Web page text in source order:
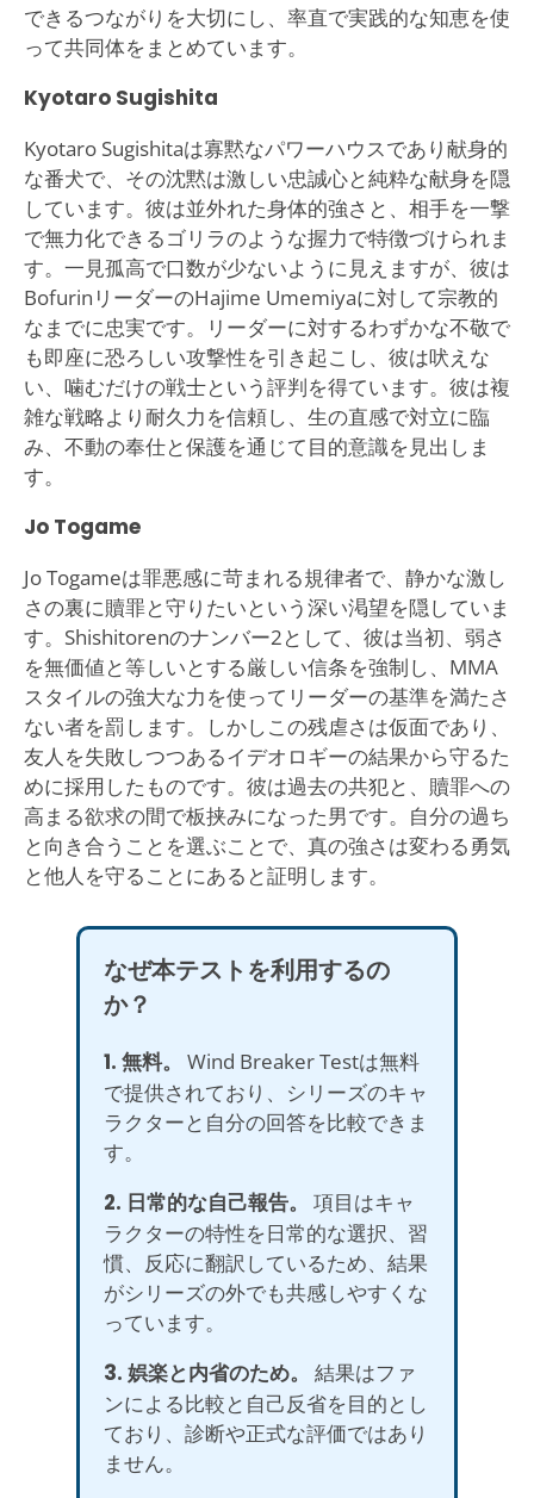
できるつながりを大切にし、率直で実践的な知恵を使
って共同体をまとめています。
Kyotaro Sugishita
Kyotaro Sugishitaは寡黙なパワーハウスであり献身的
な番犬で、その沈黙は激しい忠誠心と純粋な献身を隠
しています。彼は並外れた身体的強さと、相手を一撃
で無力化できるゴリラのような握力で特徴づけられま
す。一見孤高で口数が少ないように見えますが、彼は
BofurinリーダーのHajime Umemiyaに対して宗教的
なまでに忠実です。リーダーに対するわずかな不敬で
も即座に恐ろしい攻撃性を引き起こし、彼は吠えな
い、噛むだけの戦士という評判を得ています。彼は複
雑な戦略より耐久力を信頼し、生の直感で対立に臨
み、不動の奉仕と保護を通じて目的意識を見出しま
す。
Jo Togame
Jo Togameは罪悪感に苛まれる規律者で、静かな激し
さの裏に贖罪と守りたいという深い渇望を隠していま
す。Shishitorenのナンバー2として、彼は当初、弱さ
を無価値と等しいとする厳しい信条を強制し、MMA
スタイルの強大な力を使ってリーダーの基準を満たさ
ない者を罰します。しかしこの残虐さは仮面であり、
友人を失敗しつつあるイデオロギーの結果から守るた
めに採用したものです。彼は過去の共犯と、贖罪への
高まる欲求の間で板挟みになった男です。自分の過ち
と向き合うことを選ぶことで、真の強さは変わる勇気
と他人を守ることにあると証明します。
なぜ本テストを利用するの
か？
1. 無料。
Wind Breaker Testは無料
で提供されており、シリーズのキャ
ラクターと自分の回答を比較できま
す。
2. 日常的な自己報告。
項目はキャ
ラクターの特性を日常的な選択、習
慣、反応に翻訳しているため、結果
がシリーズの外でも共感しやすくな
っています。
3. 娯楽と内省のため。
結果はファ
ンによる比較と自己反省を目的とし
ており、診断や正式な評価ではあり
ません。